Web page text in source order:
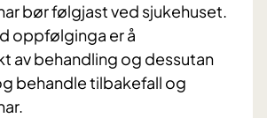
bør følgjast ved sjukehuset.
oppfølginga er å
av behandling og dessutan
behandle tilbakefall og